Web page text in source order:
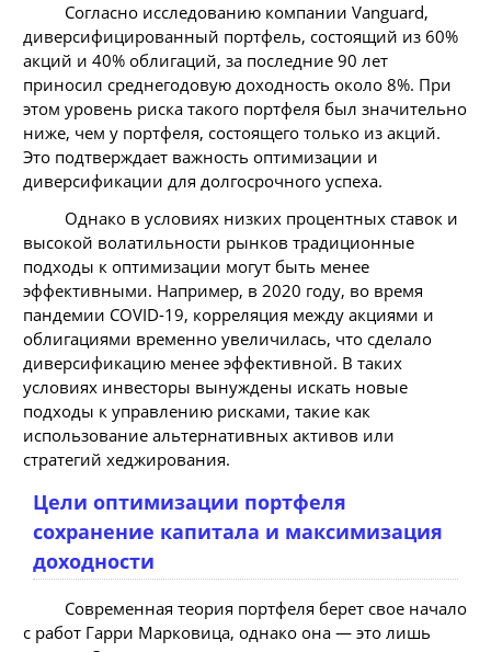
Согласно исследованию компании Vanguard,
диверсифицированный портфель, состоящий из 60%
акций и 40% облигаций, за последние 90 лет
приносил среднегодовую доходность около 8%. При
этом уровень риска такого портфеля был значительно
ниже, чем у портфеля, состоящего только из акций.
Это подтверждает важность оптимизации и
диверсификации для долгосрочного успеха.
Однако в условиях низких процентных ставок и
высокой волатильности рынков традиционные
подходы к оптимизации могут быть менее
эффективными. Например, в 2020 году, во время
пандемии COVID-19, корреляция между акциями и
облигациями временно увеличилась, что сделало
диверсификацию менее эффективной. В таких
условиях инвесторы вынуждены искать новые
подходы к управлению рисками, такие как
использование альтернативных активов или
стратегий хеджирования.
Цели оптимизации портфеля
сохранение капитала и максимизация
доходности
Современная теория портфеля берет свое начало
с работ Гарри Марковица, однако она — это лишь